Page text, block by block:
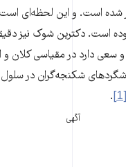
شده است. و این لحظه‌ای
است. دکترین شوک نیز
و سعی دارد در مقیاسی کلان
شکنجه‌گران در سلول
.
آگهی